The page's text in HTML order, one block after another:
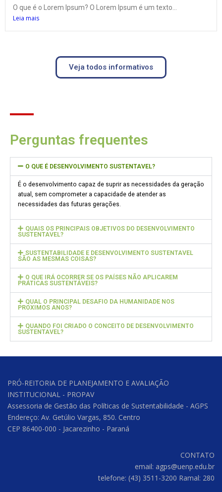
O que é o Lorem Ipsum? O Lorem Ipsum é um texto...
Leia mais
Veja todos informativos
Perguntas frequentes
O QUE É DESENVOLVIMENTO SUSTENTAVEL?
É o desenvolvimento capaz de suprir as necessidades da geração
atual, sem comprometer a capacidade de atender as
necessidades das futuras gerações.
QUAIS OS PRINCIPAIS OBJETIVOS DO DESENVOLVIMENTO
SUSTENTAVEL?
SUSTENTABILIDADE E DESENVOLVIMENTO SUSTENTAVEL
SÃO AS MESMAS COISAS?
O QUE IRÁ OCORRER SE OS PAÍSES NÃO APLICAREM
PRÁTICAS SUSTENTÁVEIS?
QUAL O PRINCIPAL DESAFIO DA HUMANIDADE NOS
PROXIMOS ANOS?
QUANDO FOI CRIADO O CONCEITO DE DESENVOLVIMENTO
SUSTENTAVEL?
PRÓ-REITORIA DE PLANEJAMENTO E AVALIAÇÃO
INSTITUCIONAL - PROPAV
Assessoria de Gestão das Políticas de Sustentabilidade - AGPS
Endereço: Av. Getúlio Vargas, 850. Centro
CEP 86400-000 - Jacarezinho - Paraná
CONTATO
email: agps@uenp.edu.br
telefone: (43) 3511-3200 Ramal: 280